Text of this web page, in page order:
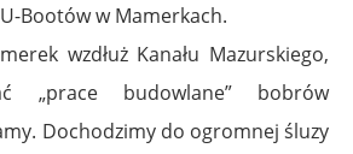
Bootów w Mamerkach.
wzdłuż Kanału Mazurskiego,
„prace budowlane” bobrów
Dochodzimy do ogromnej śluzy